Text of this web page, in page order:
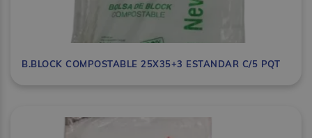
B.BLOCK COMPOSTABLE 25X35+3 ESTANDAR C/5 PQT